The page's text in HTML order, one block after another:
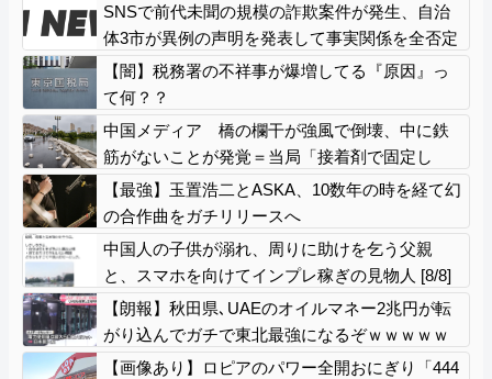
SNSで前代未聞の規模の詐欺案件が発生、自治
体3市が異例の声明を発表して事実関係を全否定
【闇】税務署の不祥事が爆増してる『原因』っ
て何？？
中国メディア 橋の欄干が強風で倒壊、中に鉄
筋がないことが発覚＝当局「接着剤で固定し
た」[8/8]
【最強】玉置浩二とASKA、10数年の時を経て幻
の合作曲をガチリリースへ
中国人の子供が溺れ、周りに助けを乞う父親
と、スマホを向けてインプレ稼ぎの見物人 [8/8]
【朗報】秋田県､UAEのオイルマネー2兆円が転
がり込んでガチで東北最強になるぞｗｗｗｗｗ
ｗｗ
【画像あり】ロピアのパワー全開おにぎり「444